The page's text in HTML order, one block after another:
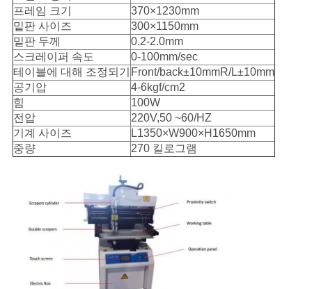
하
십
시
오
사
PRIVACY
프레임 크기
370×1230mm
밑판 사이즈
300×1150mm
밑판 두께
0.2-2.0mm
스크레이퍼 속도
0-100mm/sec
테이블에 대해 조정되기 Front/back±10mmR/L±10mm
공기압
4-6kgf/cm2
힘
100W
전압
220V,50 ~60/HZ
기계 사이즈
L1350×W900×H1650mm
중량
270 킬로그램